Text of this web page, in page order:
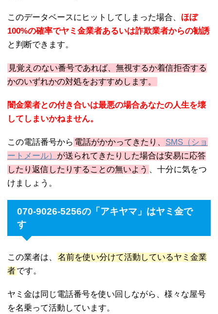
このデータベースにヒットしてしまった場合、 ほぼ
100%の確率でヤミ金業者あるいは詐欺業者からの勧誘
と判断できます。
見覚えのない番号であれば、無視するか着信拒否する
かのいずれかの対処をおすすめします。
闇金業者との付き合いは最悪の場合あなたの人生を壊
してしまいかねません。
この電話番号から 電話がかかってきたり、 SMS（ショ
ートメール） が送られてきたりした場合は安易に応答
したり返信したりすることの無いよう 、十分に気をつ
けましょう。
070-9026-5256の「アキヤマ」はヤミ金で
す
この業者は、
名前を使い分けて活動しているヤミ金業
者です。
ヤミ金は同じ電話番号を使い回しながら、様々な屋号
を名乗って活動しています。